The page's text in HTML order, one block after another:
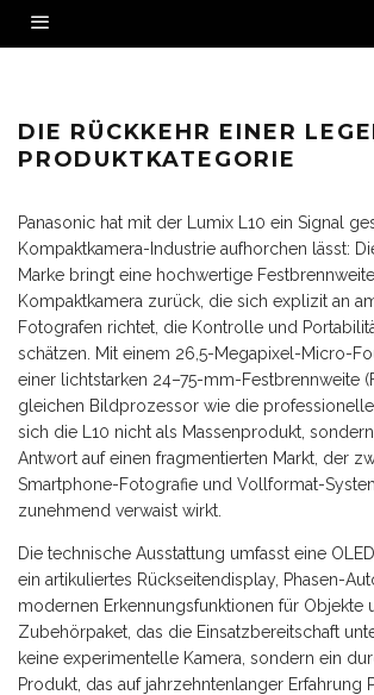
Panasonic reaktiviert die Premium-Kompaktkamera mit der
PREMIUM-
DIE RÜCKKEHR EINER
PRODUKTKATEGORIE
Panasonic hat mit der Lumix L10 ein Signal
Kompaktkamera-Industrie aufhorchen lässt:
Marke bringt eine hochwertige
Kompaktkamera zurück, die sich explizit an
Fotografen richtet, die Kontrolle und
schätzen. Mit einem 26,5-Megapixel-Micro-
einer lichtstarken 24–75-mm-Festbrennweite
gleichen Bildprozessor wie die professionelle
sich die L10 nicht als Massenprodukt,
Antwort auf einen fragmentierten Markt, der
Smartphone-Fotografie und Vollformat-
zunehmend verwaist wirkt.
Die technische Ausstattung umfasst eine
ein artikuliertes Rückseitendisplay, Phasen-
modernen Erkennungsfunktionen für Objekte
Zubehörpaket, das die Einsatzbereitschaft
keine experimentelle Kamera, sondern ein
Produkt, das auf jahrzehntenlanger Erfahrung